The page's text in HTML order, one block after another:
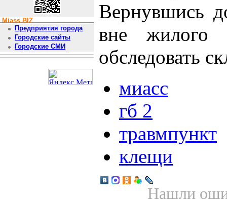
Miass.BIZ
Предприятия города
Городские сайты
Городские СМИ
Вернувшись
вне жилого
обследовать
миасс
гб 2
травмпункт
клещи
Нашли